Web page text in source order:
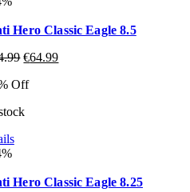
Hero Classic Eagle 8.5
€64.99
Off
Hero Classic Eagle 8.25